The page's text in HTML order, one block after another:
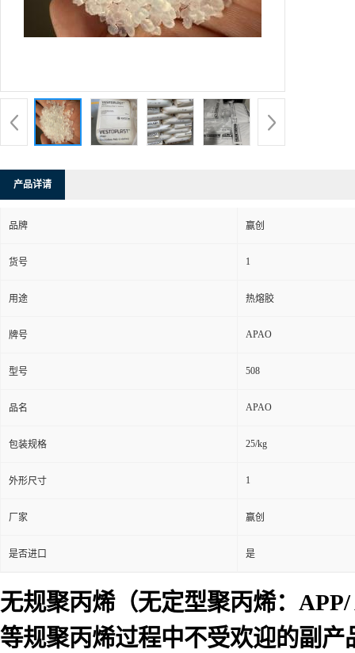
产品详请
品牌 赢创
货号 1
用途 热熔胶
牌号 APAO
型号 508
品名 APAO
包装规格 25/kg
外形尺寸 1
厂家 赢创
是否进口 是
无规聚丙烯（无定型聚丙烯：
等规聚丙烯过程中不受欢迎的副